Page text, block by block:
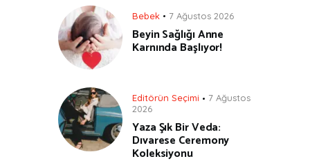
Bebek 7 Ağustos 2026
Beyin Sağlığı Anne
Karnında Başlıyor!
Editörün Seçimi
7 Ağustos
2026
Yaza Şık Bir Veda:
Dıvarese Ceremony
Koleksiyonu